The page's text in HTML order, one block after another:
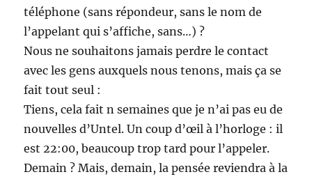
téléphone (sans répondeur, sans le nom de
l’appelant qui s’affiche, sans…) ?
Nous ne souhaitons jamais perdre le contact
avec les gens auxquels nous tenons, mais ça se
fait tout seul :
Tiens, cela fait n semaines que je n’ai pas eu de
nouvelles d’Untel. Un coup d’œil à l’horloge : il
est 22:00, beaucoup trop tard pour l’appeler.
Demain ? Mais, demain, la pensée reviendra à la